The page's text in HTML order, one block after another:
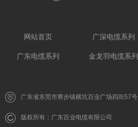
网站首页 广深电缆系列
广东电缆系列 金龙羽电缆系列
广东省东莞市寮步镇横坑百业广场四街57号
版权所有：广东百业电缆有限公司